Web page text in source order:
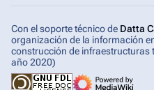
Con el soporte técnico de Datta
organización de la información
construcción de infraestructuras
año 2020)